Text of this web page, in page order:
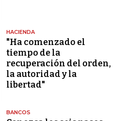
HACIENDA
"Ha comenzado el
tiempo de la
recuperación del orden,
la autoridad y la
libertad"
BANCOS